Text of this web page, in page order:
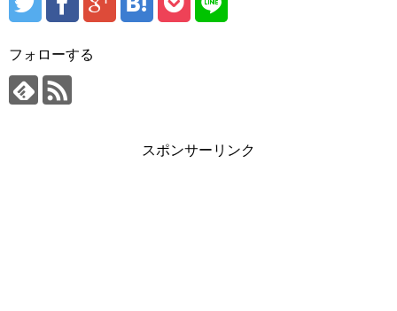
フォローする
スポンサーリンク